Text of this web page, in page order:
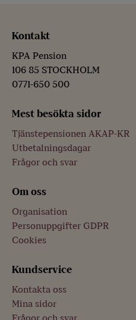
Kontakt
KPA Pension
106 85 STOCKHOLM
0771-650 500
Mest besökta sidor
Tjänstepensionen AKAP-KR
Utbetalningsdagar
Frågor och svar
Om oss
Organisation
Personuppgifter GDPR
Cookies
Kundservice
Kontakta oss
Mina sidor